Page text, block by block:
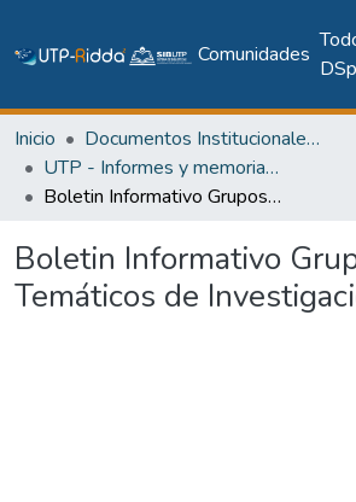
Comunidades
Inicio
Documentos Institucionales y Memoria Universitaria
UTP - Informes y memorias institucionales
Boletin Informativo Grupos Temáticos de Investigación
Boletin Informativo
Temáticos de